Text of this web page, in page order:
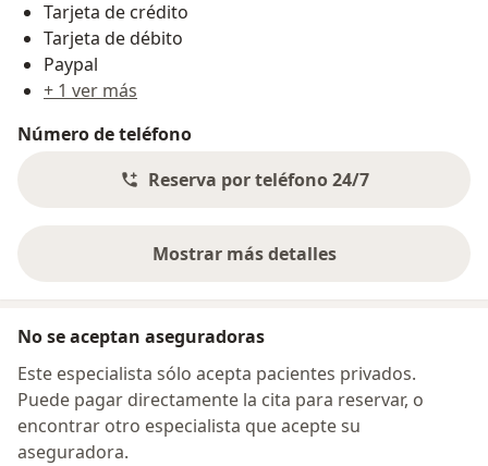
Tarjeta de crédito
Tarjeta de débito
Paypal
+ 1 ver más
Número de teléfono
Reserva por teléfono 24/7
Mostrar más detalles
sobre la dirección
No se aceptan aseguradoras
Este especialista sólo acepta pacientes privados.
Puede pagar directamente la cita para reservar, o
encontrar otro especialista que acepte su
aseguradora.